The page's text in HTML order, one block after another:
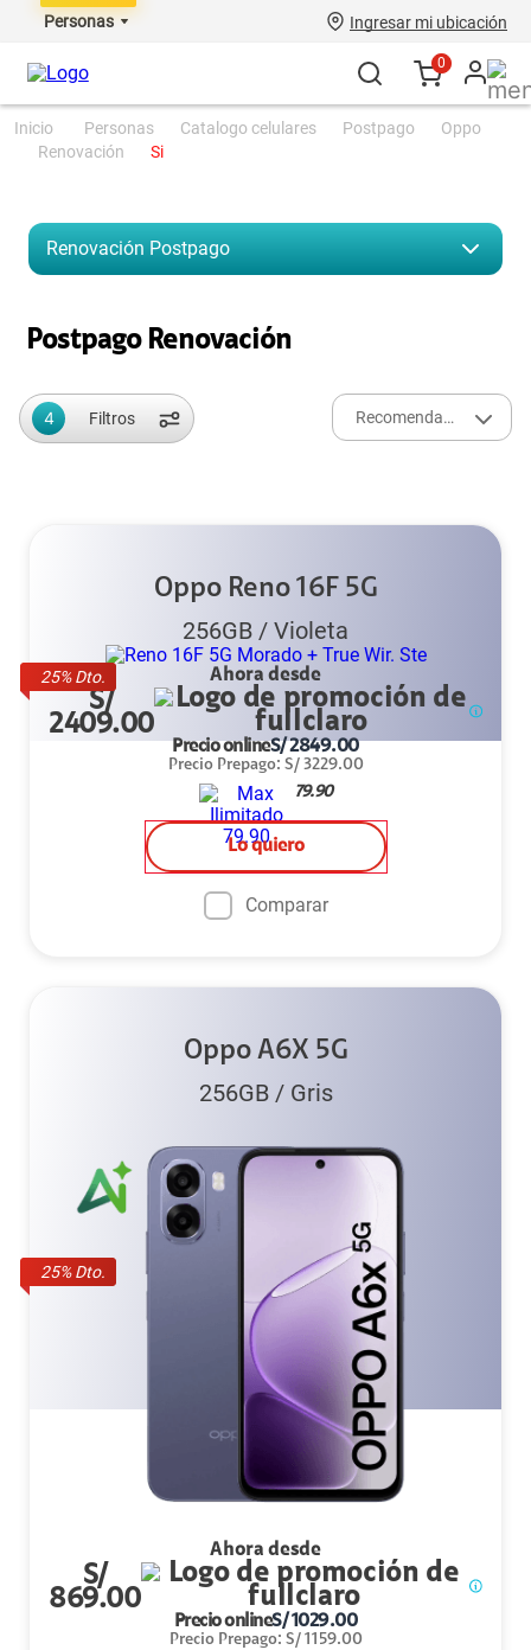
Personas Ingresar mi ubicación
0
personas catalogo celulares postpago
oppo
renovación
si
Renovación Postpago
Postpago Renovación
4 Filtros Recomendados
25% Dto.
Oppo Reno 16F 5G
256GB / Violeta
Ahora desde
S/
2409.00
Precio onlineS/2849.00
Precio Prepago: S/ 3229.00
79.90
Lo quiero
Comparar
25% Dto.
Oppo A6X 5G
256GB/ Gris
Ahora desde
S/
869.00
Precio onlineS/1029.00
Precio Prepago: S/ 1159.00